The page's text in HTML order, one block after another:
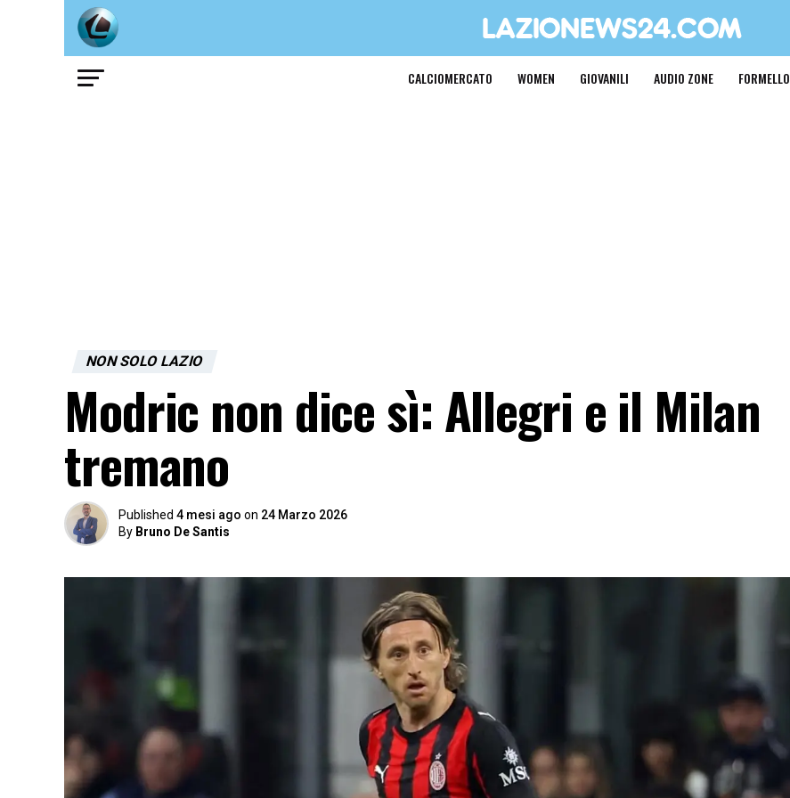
CALCIOMERCATO WOMEN GIOVANILI AUDIO ZONE FORMELLO
NON SOLO LAZIO
Modric non dice sì: Allegri e il Milan
tremano
Published 4 mesi ago on 24 Marzo 2026
By Bruno De Santis